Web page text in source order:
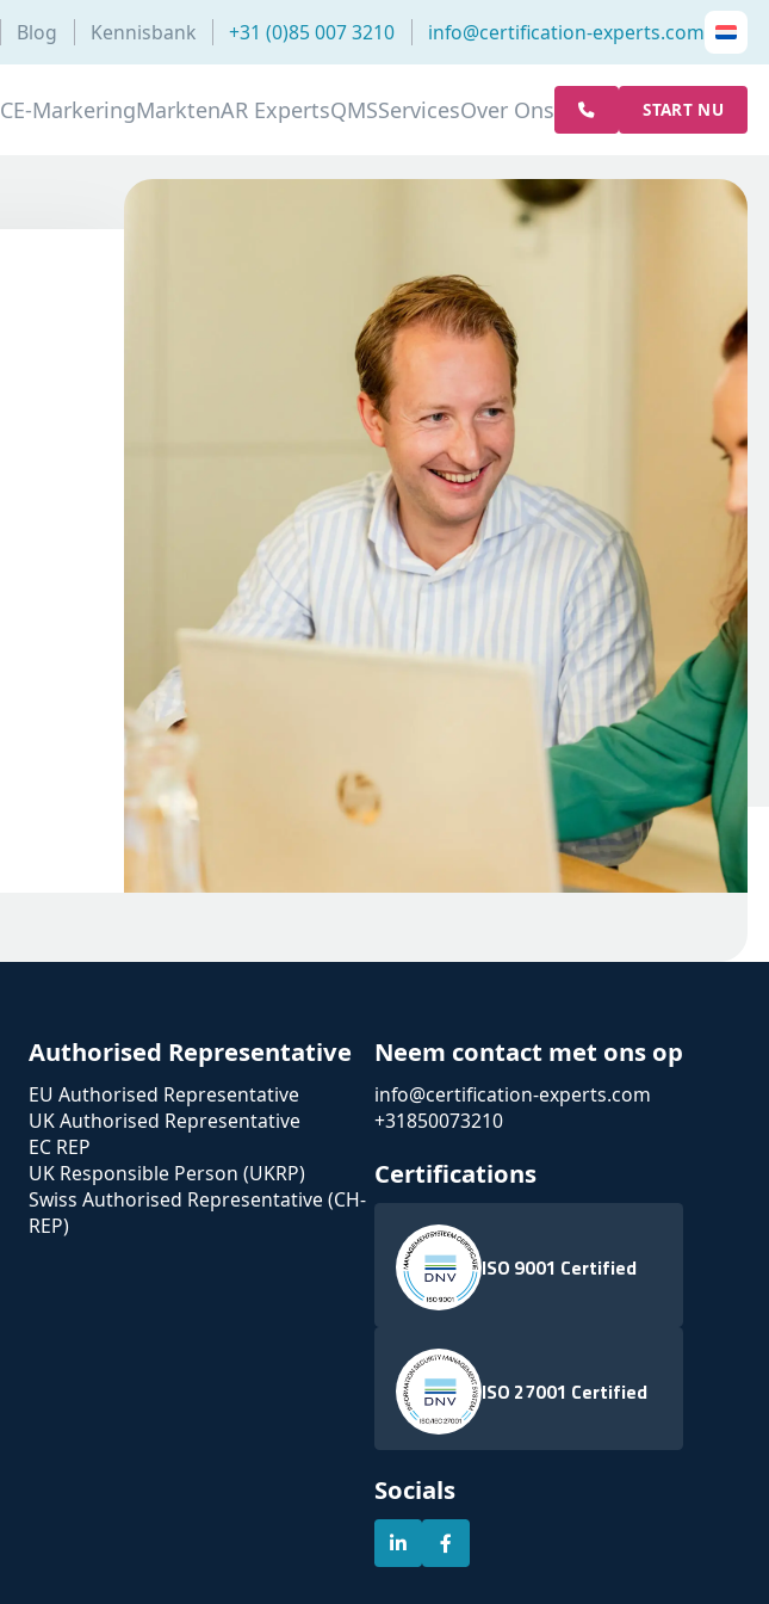
Blog Kennisbank +31 (0)85 007 3210 info@certification-experts.com
CE-MarkeringMarktenAR ExpertsQMSServicesOver Ons START NU
Authorised Representative
EU Authorised Representative
UK Authorised Representative
EC REP
UK Responsible Person (UKRP)
Swiss Authorised Representative (CH-
REP)
Neem contact met ons op
info@certification-experts.com
+31850073210
Certifications
ISO 9001 Certified
ISO 27001 Certified
Socials